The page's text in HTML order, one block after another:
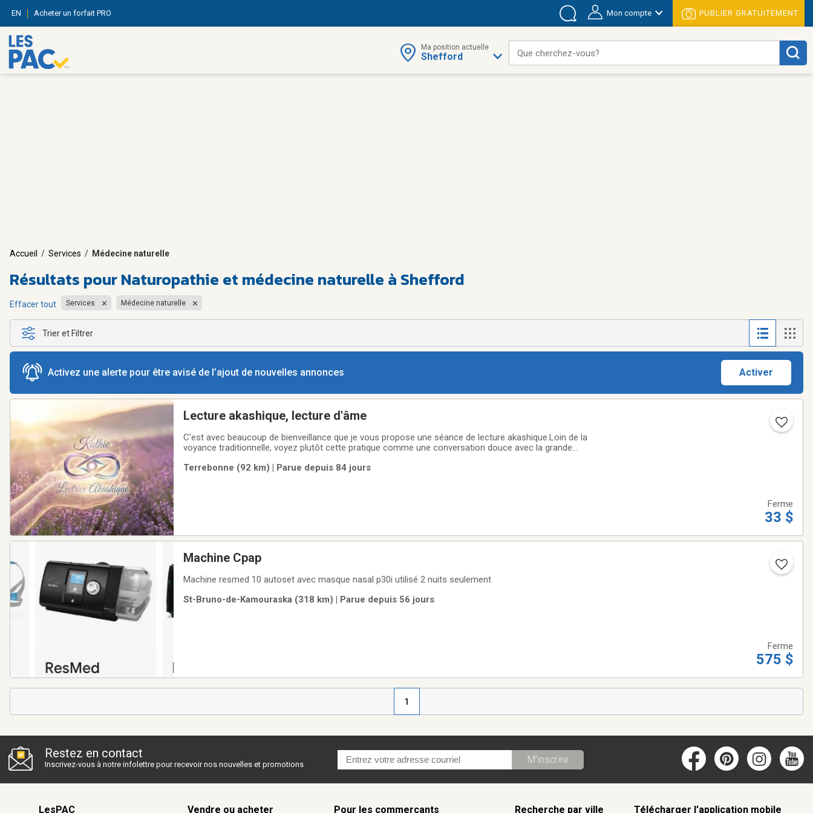
EN Acheter un forfait PRO Mon compte PUBLIER GRATUITEMENT
Ma position actuelle
Shefford Que cherchez-vous?
Accueil / Services / Médecine naturelle
Résultats pourNaturopathie et médecine naturelle à Shefford
Effacer tout Services Médecine naturelle
Trier et Filtrer
Activez une alerte pour être avisé de l’ajout de nouvelles annonces Activer
Lecture akashique, lecture d'âme
C'est avec beaucoup de bienveillance que je vous propose une séance de lecture akashique.Loin de la
voyance traditionnelle, voyez plutôt cette pratique comme une conversation douce avec la grande
apaisement, une validation de vos ressentis et
Terrebonne (92 km) | Parue depuis 84 jours
Ferme
33 $
Machine Cpap
Machine resmed 10 autoset avec masque nasal p30i utilisé 2 nuits seulement
St-Bruno-de-Kamouraska (318 km) | Parue depuis 56 jours
Ferme
575 $
1
Restez en contact
Inscrivez-vous à notre infolettre pour recevoir nos nouvelles et promotions M'inscrire
LesPAC Vendre ou acheter Pour les commerçants Recherche par ville Télécharger l'application mobile